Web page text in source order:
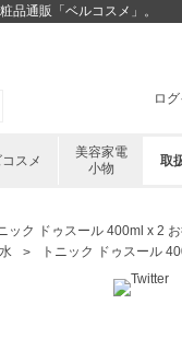
品通販「ベルコスメ」。
ロ
スメ
美容家電
小物
取
ック ドゥスール 400ml x 2
トニック ドゥスール